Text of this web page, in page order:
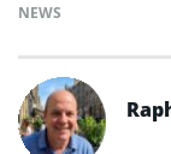
NEWS